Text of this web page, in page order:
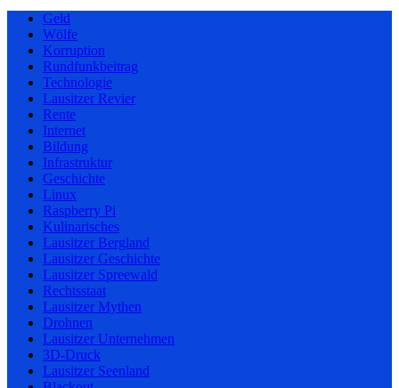
Geld
Wölfe
Korruption
Rundfunkbeitrag
Technologie
Lausitzer Revier
Rente
Internet
Bildung
Infrastruktur
Geschichte
Linux
Raspberry Pi
Kulinarisches
Lausitzer Bergland
Lausitzer Geschichte
Lausitzer Spreewald
Rechtsstaat
Lausitzer Mythen
Drohnen
Lausitzer Unternehmen
3D-Druck
Lausitzer Seenland